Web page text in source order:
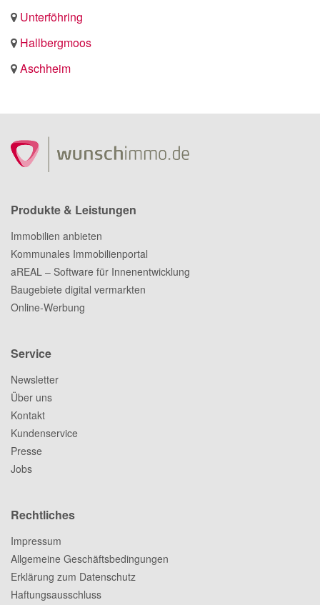
Unterföhring
Hallbergmoos
Aschheim
Produkte & Leistungen
Immobilien anbieten
Kommunales Immobilienportal
aREAL – Software für Innenentwicklung
Baugebiete digital vermarkten
Online-Werbung
Service
Newsletter
Über uns
Kontakt
Kundenservice
Presse
Jobs
Rechtliches
Impressum
Allgemeine Geschäftsbedingungen
Erklärung zum Datenschutz
Haftungsausschluss